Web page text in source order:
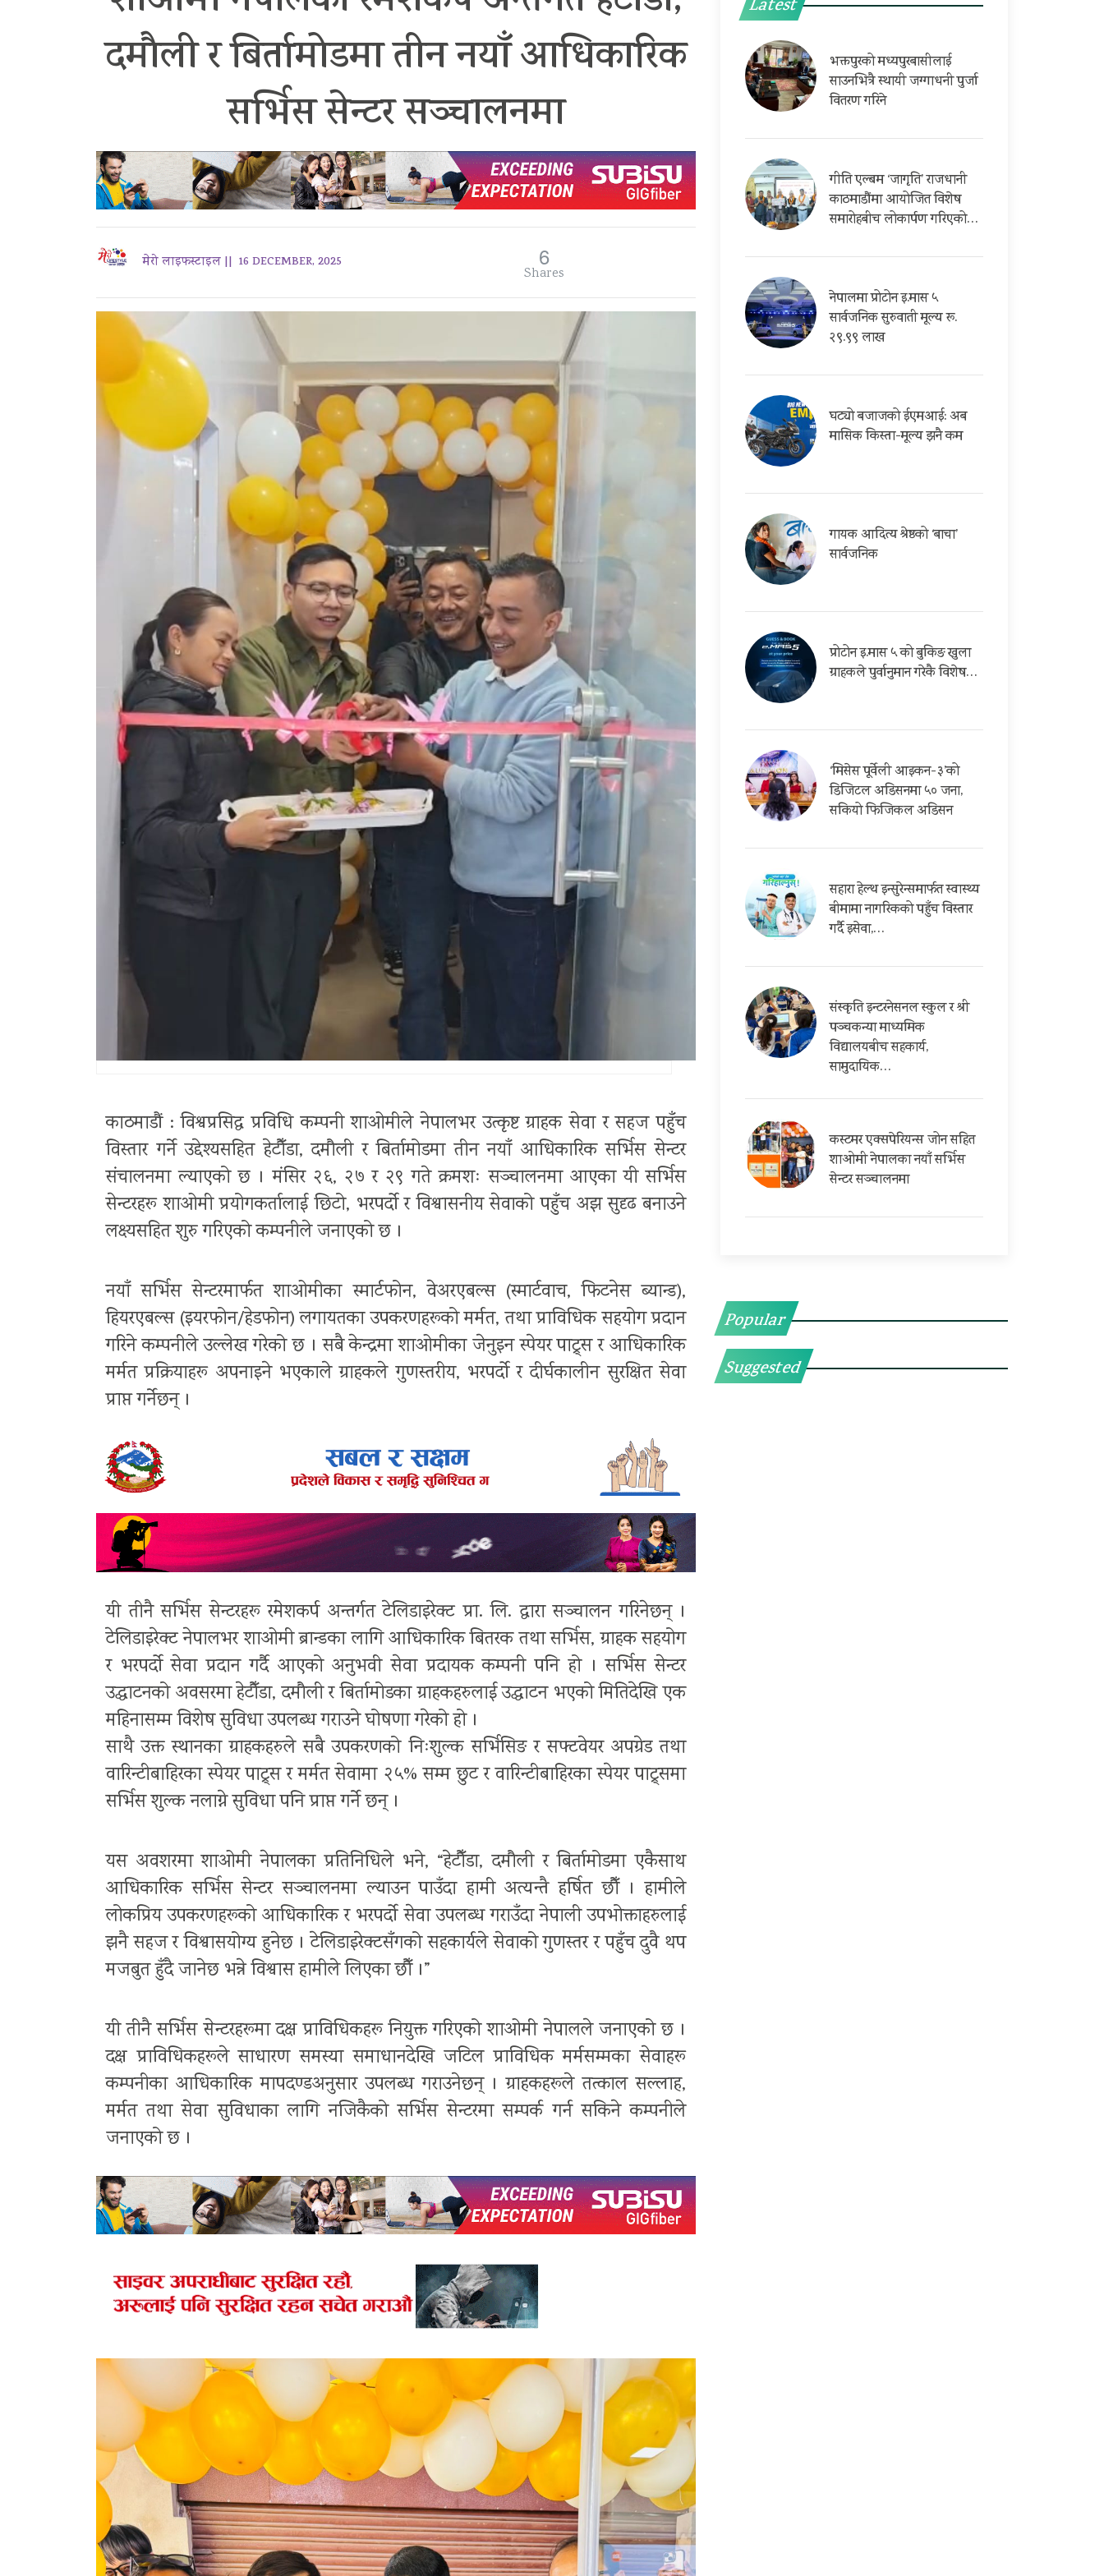
दमौली र बिर्तामोडमा तीन नयाँ आधिकारिक
सर्भिस सेन्टर सञ्चालनमा
मेरो लाइफस्टाइल || 16 DECEMBER, 2025 6
Shares
काठमाडौं : विश्वप्रसिद्ध प्रविधि कम्पनी शाओमीले नेपालभर उत्कृष्ट ग्राहक सेवा र सहज पहुँच
विस्तार गर्ने उद्देश्यसहित हेटौँडा, दमौली र बिर्तामोडमा तीन नयाँ आधिकारिक सर्भिस सेन्टर
संचालनमा ल्याएको छ । मंसिर २६, २७ र २९ गते क्रमशः सञ्चालनमा आएका यी सर्भिस
सेन्टरहरू शाओमी प्रयोगकर्तालाई छिटो, भरपर्दो र विश्वासनीय सेवाको पहुँच अझ सुदृढ बनाउने
लक्ष्यसहित शुरु गरिएको कम्पनीले जनाएको छ ।
नयाँ सर्भिस सेन्टरमार्फत शाओमीका स्मार्टफोन, वेअरएबल्स (स्मार्टवाच, फिटनेस ब्यान्ड),
हियरएबल्स (इयरफोन/हेडफोन) लगायतका उपकरणहरूको मर्मत, तथा प्राविधिक सहयोग प्रदान
गरिने कम्पनीले उल्लेख गरेको छ । सबै केन्द्रमा शाओमीका जेनुइन स्पेयर पाट्र्स र आधिकारिक
मर्मत प्रक्रियाहरू अपनाइने भएकाले ग्राहकले गुणस्तरीय, भरपर्दो र दीर्घकालीन सुरक्षित सेवा
प्राप्त गर्नेछन् ।
यी तीनै सर्भिस सेन्टरहरू रमेशकर्प अन्तर्गत टेलिडाइरेक्ट प्रा. लि. द्वारा सञ्चालन गरिनेछन् ।
टेलिडाइरेक्ट नेपालभर शाओमी ब्रान्डका लागि आधिकारिक बितरक तथा सर्भिस, ग्राहक सहयोग
र भरपर्दो सेवा प्रदान गर्दै आएको अनुभवी सेवा प्रदायक कम्पनी पनि हो । सर्भिस सेन्टर
उद्घाटनको अवसरमा हेटौँडा, दमौली र बिर्तामोडका ग्राहकहरुलाई उद्घाटन भएको मितिदेखि एक
महिनासम्म विशेष सुविधा उपलब्ध गराउने घोषणा गरेको हो ।
साथै उक्त स्थानका ग्राहकहरुले सबै उपकरणको निःशुल्क सर्भिसिङ र सफ्टवेयर अपग्रेड तथा
वारिन्टीबाहिरका स्पेयर पाट्र्स र मर्मत सेवामा २५% सम्म छुट र वारिन्टीबाहिरका स्पेयर पाट्र्समा
सर्भिस शुल्क नलाग्ने सुविधा पनि प्राप्त गर्ने छन् ।
यस अवशरमा शाओमी नेपालका प्रतिनिधिले भने, “हेटौँडा, दमौली र बिर्तामोडमा एकैसाथ
आधिकारिक सर्भिस सेन्टर सञ्चालनमा ल्याउन पाउँदा हामी अत्यन्तै हर्षित छौँ । हामीले
लोकप्रिय उपकरणहरूको आधिकारिक र भरपर्दो सेवा उपलब्ध गराउँदा नेपाली उपभोक्ताहरुलाई
झनै सहज र विश्वासयोग्य हुनेछ । टेलिडाइरेक्टसँगको सहकार्यले सेवाको गुणस्तर र पहुँच दुवै थप
मजबुत हुँदै जानेछ भन्ने विश्वास हामीले लिएका छौँ ।”
यी तीनै सर्भिस सेन्टरहरूमा दक्ष प्राविधिकहरू नियुक्त गरिएको शाओमी नेपालले जनाएको छ ।
दक्ष प्राविधिकहरूले साधारण समस्या समाधानदेखि जटिल प्राविधिक मर्मसम्मका सेवाहरू
कम्पनीका आधिकारिक मापदण्डअनुसार उपलब्ध गराउनेछन् । ग्राहकहरूले तत्काल सल्लाह,
मर्मत तथा सेवा सुविधाका लागि नजिकैको सर्भिस सेन्टरमा सम्पर्क गर्न सकिने कम्पनीले
जनाएको छ ।
Latest
भक्तपुरको मध्यपुरबासीलाई
साउनभित्रै स्थायी जग्गाधनी पुर्जा
वितरण गरिने
गीति एल्बम ‘जागृति’ राजधानी
काठमाडौंमा आयोजित विशेष
समारोहबीच लोकार्पण गरिएको…
नेपालमा प्रोटोन इ.मास ५
सार्वजनिक सुरुवाती मूल्य रू.
२९.९९ लाख
घट्यो बजाजको ईएमआई: अब
मासिक किस्ता-मूल्य झनै कम
गायक आदित्य श्रेष्ठको ‘बाचा’
सार्वजनिक
प्रोटोन इ.मास ५ को बुकिङ खुला
ग्राहकले पुर्वानुमान गरेकै विशेष…
‘मिसेस पूर्वेली आइकन-३’को
डिजिटल अडिसनमा ५० जना,
सकियो फिजिकल अडिसन
सहारा हेल्थ इन्सुरेन्समार्फत स्वास्थ्य
बीमामा नागरिकको पहुँच विस्तार
गर्दै इसेवा,…
संस्कृति इन्टरनेसनल स्कुल र श्री
पञ्चकन्या माध्यमिक
विद्यालयबीच सहकार्य,
सामुदायिक…
कस्टमर एक्सपेरियन्स जोन सहित
शाओमी नेपालका नयाँ सर्भिस
सेन्टर सञ्चालनमा
Popular
Suggested